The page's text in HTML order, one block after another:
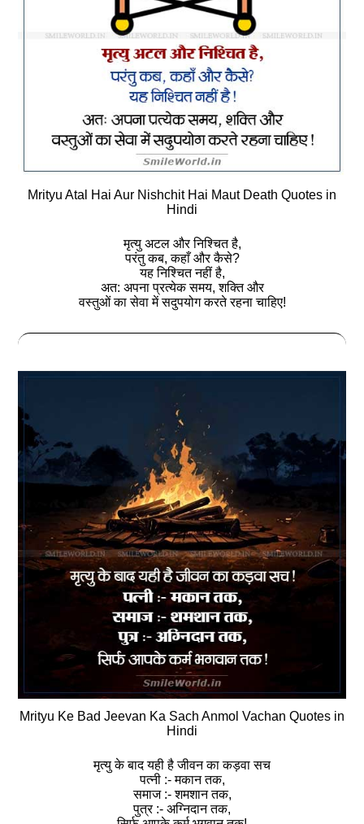
Mrityu Atal Hai Aur Nishchit Hai Maut Death Quotes in
Hindi
मृत्‍यु अटल और निश्चित है,
परंतु कब, कहाँ और कैसे?
यह निश्चित नहीं है,
अत: अपना प्रत्‍येक समय, शक्ति और
वस्‍तुओं का सेवा में सदुपयोग करते रहना चाहिए!
Mrityu Ke Bad Jeevan Ka Sach Anmol Vachan Quotes in
Hindi
मृत्‍यु के बाद यही है जीवन का कड़वा सच
पत्‍नी :- मकान तक,
समाज :- शमशान तक,
पुत्र :- अग्निदान तक,